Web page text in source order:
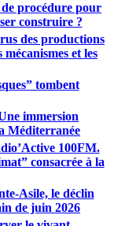
procédure pour
construire ?
des productions
et les
tombent
immersion
Méditerranée
100FM.
consacrée à la
Asile, le déclin
de juin 2026